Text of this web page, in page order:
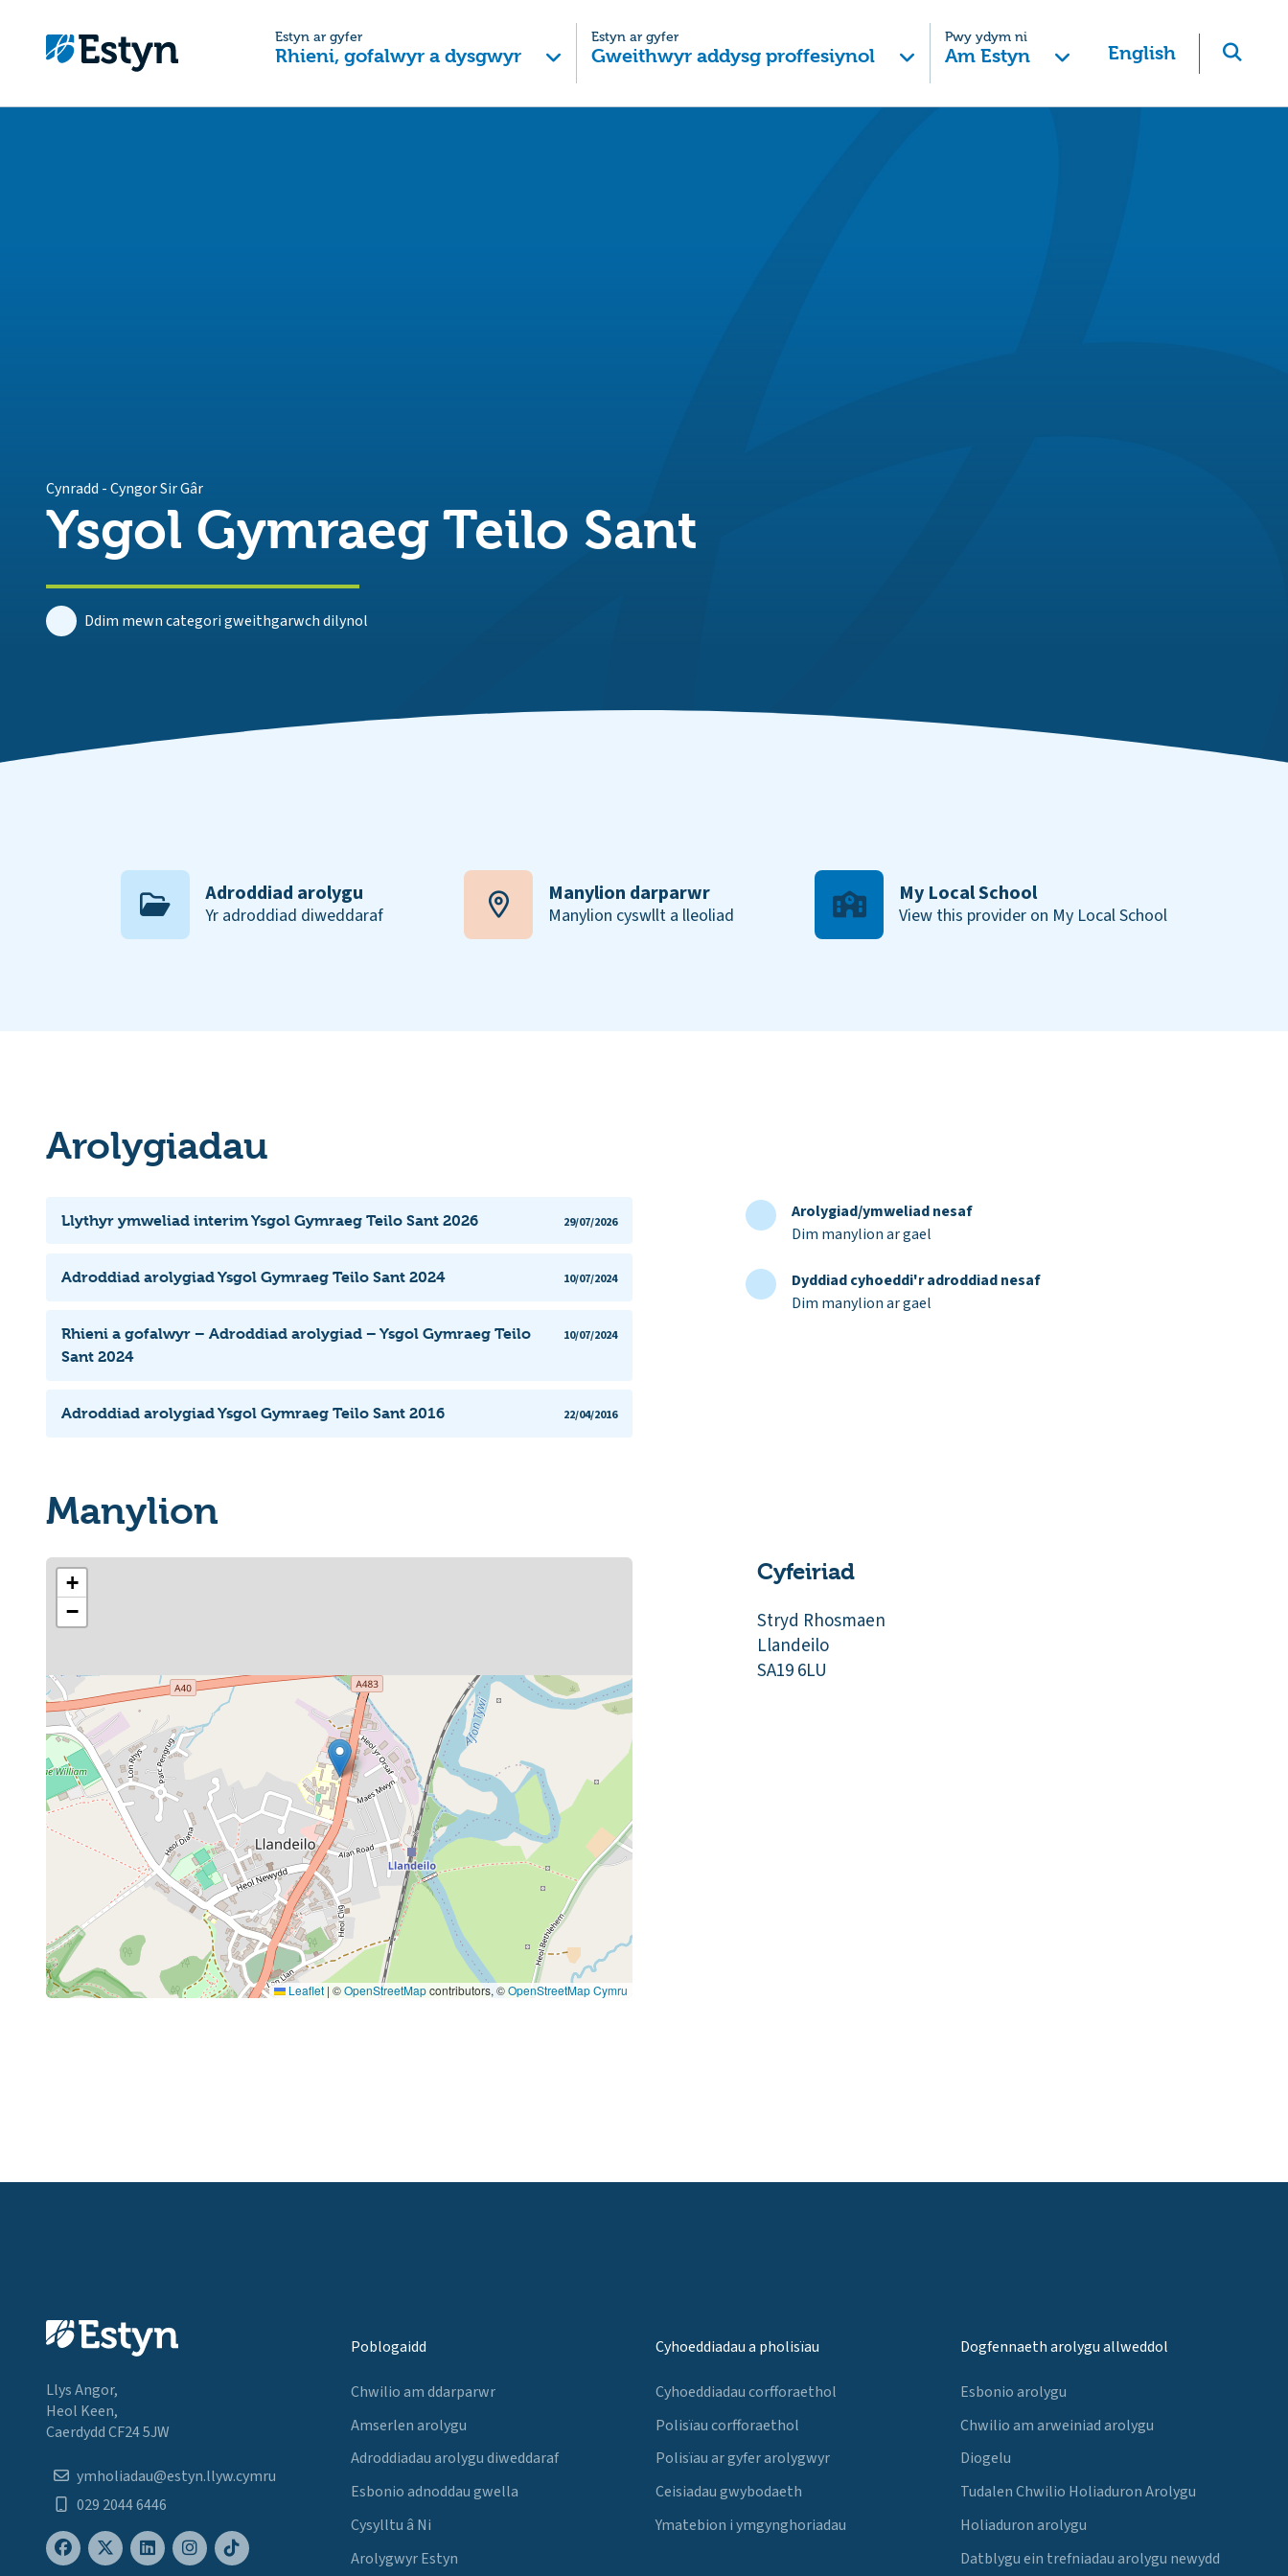
Estyn ar gyfer
Rhieni, gofalwyr a dysgwyr
Estyn ar gyfer
Gweithwyr addysg proffesiynol
Pwy ydym ni
Am Estyn English
Cynradd -Cyngor Sir Gâr
Ysgol Gymraeg Teilo Sant
Ddim mewn categori gweithgarwch dilynol
Adroddiad arolygu
Yr adroddiad diweddaraf
Manylion darparwr
Manylion cyswllt a lleoliad
My Local School
View this provider on My Local School
Arolygiadau
Llythyr ymweliad interim Ysgol Gymraeg Teilo Sant 2026 29/07/2026
Adroddiad arolygiad Ysgol Gymraeg Teilo Sant 2024 10/07/2024
Rhieni a gofalwyr – Adroddiad arolygiad – Ysgol Gymraeg Teilo
Sant 2024
10/07/2024
Adroddiad arolygiad Ysgol Gymraeg Teilo Sant 2016 22/04/2016
Arolygiad/ymweliad nesaf
Dim manylion ar gael
Dyddiad cyhoeddi'r adroddiad nesaf
Dim manylion ar gael
Manylion
+
−
Leaflet | ©OpenStreetMapcontributors, ©OpenStreetMap Cymru
Cyfeiriad
Stryd Rhosmaen
Llandeilo
SA19 6LU
Llys Angor,
Heol Keen,
Caerdydd CF24 5JW
ymholiadau@estyn.llyw.cymru
029 2044 6446
Poblogaidd
Chwilio am ddarparwr
Amserlen arolygu
Adroddiadau arolygu diweddaraf
Esbonio adnoddau gwella
Cysylltu â Ni
Arolygwyr Estyn
Cyhoeddiadau a pholisïau
Cyhoeddiadau corfforaethol
Polisïau corfforaethol
Polisïau ar gyfer arolygwyr
Ceisiadau gwybodaeth
Ymatebion i ymgynghoriadau
Dogfennaeth arolygu allweddol
Esbonio arolygu
Chwilio am arweiniad arolygu
Diogelu
Tudalen Chwilio Holiaduron Arolygu
Holiaduron arolygu
Datblygu ein trefniadau arolygu newydd